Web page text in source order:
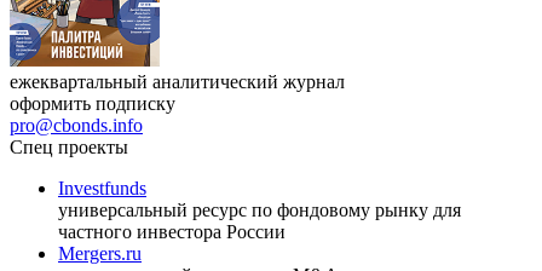
ежеквартальный аналитический журнал
оформить подписку
pro@cbonds.info
Спец проекты
Investfunds
универсальный ресурс по фондовому рынку для
частного инвестора России
Mergers.ru